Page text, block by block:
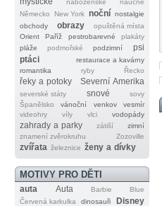
náboženské
naučné
Německo
New York noční nostalgie
obchody
obrazy
opuštěná místa
Orient
Paříž pestrobarevné
plakáty
pláže
podmořské podzimní
psi
ptáci
restaurace a kavárny
romantika
ryby Řecko
řeky a potoky Severní Amerika
severské státy snové
sovy
Španělsko
vánoční venkov
vesmír
videohry
víly vlci vodopády
zahrady a parky zátiší
zimní
znamení zvěrokruhu
Zozoville
zvířata železnice ženy a dívky
MOTIVY PRO DĚTI
auta Auta Barbie
Blue
Červená karkulka
dinosauři
Disney